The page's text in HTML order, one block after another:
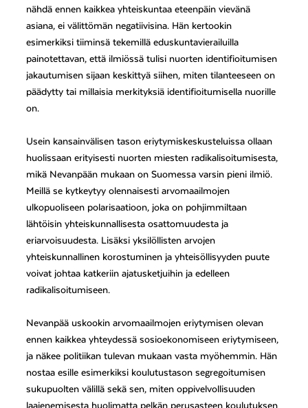
nähdä ennen kaikkea yhteiskuntaa eteenpäin vievänä
asiana, ei välittömän negatiivisina. Hän kertookin
esimerkiksi tiiminsä tekemillä eduskuntavierailuilla
painotettavan, että ilmiössä tulisi nuorten identifioitumisen
jakautumisen sijaan keskittyä siihen, miten tilanteeseen on
päädytty tai millaisia merkityksiä identifioitumisella nuorille
on.
Usein kansainvälisen tason eriytymiskeskusteluissa ollaan
huolissaan erityisesti nuorten miesten radikalisoitumisesta,
mikä Nevanpään mukaan on Suomessa varsin pieni ilmiö.
Meillä se kytkeytyy olennaisesti arvomaailmojen
ulkopuoliseen polarisaatioon, joka on pohjimmiltaan
lähtöisin yhteiskunnallisesta osattomuudesta ja
eriarvoisuudesta. Lisäksi yksilöllisten arvojen
yhteiskunnallinen korostuminen ja yhteisöllisyyden puute
voivat johtaa katkeriin ajatusketjuihin ja edelleen
radikalisoitumiseen.
Nevanpää uskookin arvomaailmojen eriytymisen olevan
ennen kaikkea yhteydessä sosioekonomiseen eriytymiseen,
ja näkee politiikan tulevan mukaan vasta myöhemmin. Hän
nostaa esille esimerkiksi koulutustason segregoitumisen
sukupuolten välillä sekä sen, miten oppivelvollisuuden